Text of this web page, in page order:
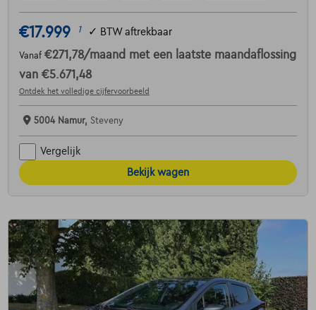
€17.999 1 ✓ BTW aftrekbaar
Vanaf €271,78/maand met een laatste maandaflossing
van €5.671,48
Ontdek het volledige cijfervoorbeeld
5004 Namur, Steveny
Vergelijk
Bekijk wagen